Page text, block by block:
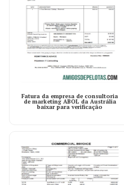
Fatura da empresa de consultoria
de marketing ABOL da Austrália
baixar para verificação